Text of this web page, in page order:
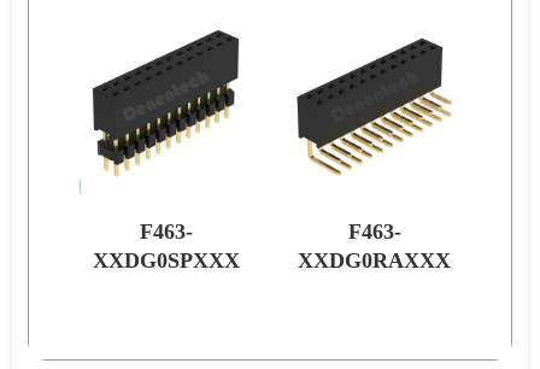
F463-
XXDG0SPXXX
F463-
XXDG0RAXXX